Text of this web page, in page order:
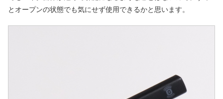
とオープンの状態でも気にせず使用できるかと思います。